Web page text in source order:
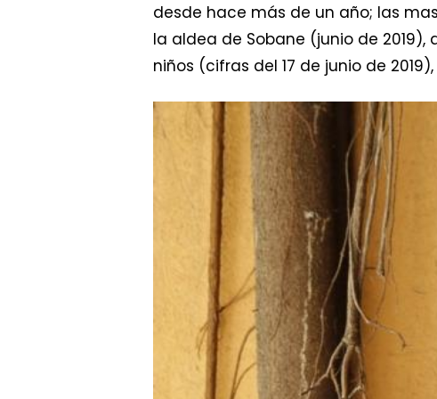
desde hace más de un año; las
la aldea de Sobane (junio de
niños (cifras del 17 de junio de